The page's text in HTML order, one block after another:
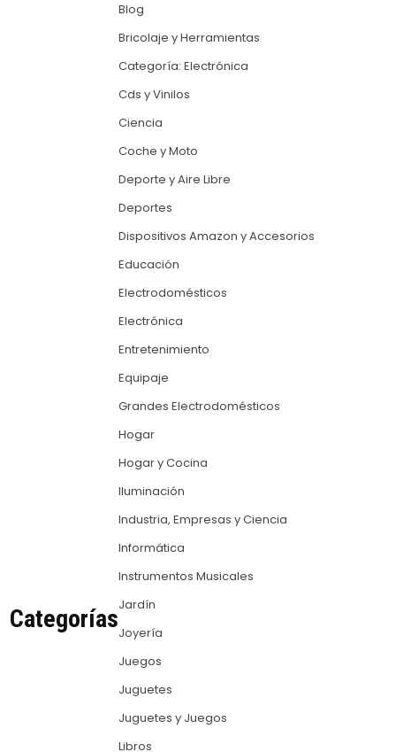
Categorías
Blog
Bricolaje y Herramientas
Categoría: Electrónica
Cds y Vinilos
Ciencia
Coche y Moto
Deporte y Aire Libre
Deportes
Dispositivos Amazon y Accesorios
Educación
Electrodomésticos
Electrónica
Entretenimiento
Equipaje
Grandes Electrodomésticos
Hogar
Hogar y Cocina
Iluminación
Industria, Empresas y Ciencia
Informática
Instrumentos Musicales
Jardín
Joyería
Juegos
Juguetes
Juguetes y Juegos
Libros